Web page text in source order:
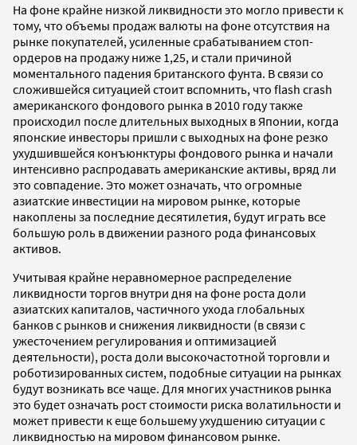
На фоне крайне низкой ликвидности это могло привести к
тому, что объемы продаж валюты на фоне отсутствия на
рынке покупателей, усиленные срабатыванием стоп-
ордеров на продажу ниже 1,25, и стали причиной
моментального падения британского фунта. В связи со
сложившейся ситуацией стоит вспомнить, что flash crash
американского фондового рынка в 2010 году также
происходил после длительных выходных в Японии, когда
японские инвесторы пришли с выходных на фоне резко
ухудшившейся конъюнктуры фондового рынка и начали
интенсивно распродавать американские активы, вряд ли
это совпадение. Это может означать, что огромные
азиатские инвестиции на мировом рынке, которые
накоплены за последние десятилетия, будут играть все
большую роль в движении разного рода финансовых
активов.
Учитывая крайне неравномерное распределение
ликвидности торгов внутри дня на фоне роста доли
азиатских капиталов, частичного ухода глобальных
банков с рынков и снижения ликвидности (в связи с
ужесточением регулирования и оптимизацией
деятельности), роста доли высокочастотной торговли и
роботизированных систем, подобные ситуации на рынках
будут возникать все чаще. Для многих участников рынка
это будет означать рост стоимости риска волатильности и
может привести к еще большему ухудшению ситуации с
ликвидностью на мировом финансовом рынке.